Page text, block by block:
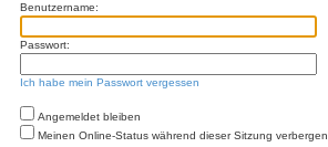
Benutzername:
Passwort:
Ich habe mein Passwort vergessen
Angemeldet bleiben
Meinen Online-Status während dieser Sitzung verbergen